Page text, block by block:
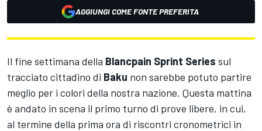
AGGIUNGI COME FONTE PREFERITA
Il fine settimana della Blancpain Sprint Series sul
tracciato cittadino di Baku non sarebbe potuto partire
meglio per i colori della nostra nazione. Questa mattina
è andato in scena il primo turno di prove libere, in cui,
al termine della prima ora di riscontri cronometrici in